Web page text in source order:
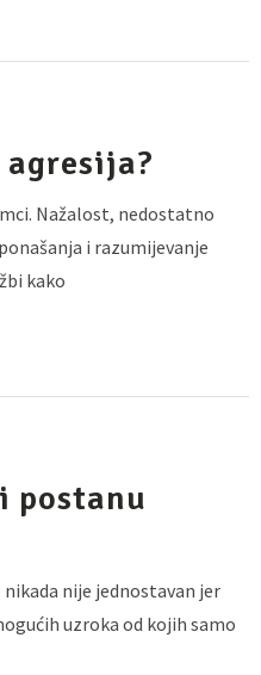
Nažalost, nedostatno
i razumijevanje
kako
postanu
nije jednostavan jer
uzroka od kojih samo